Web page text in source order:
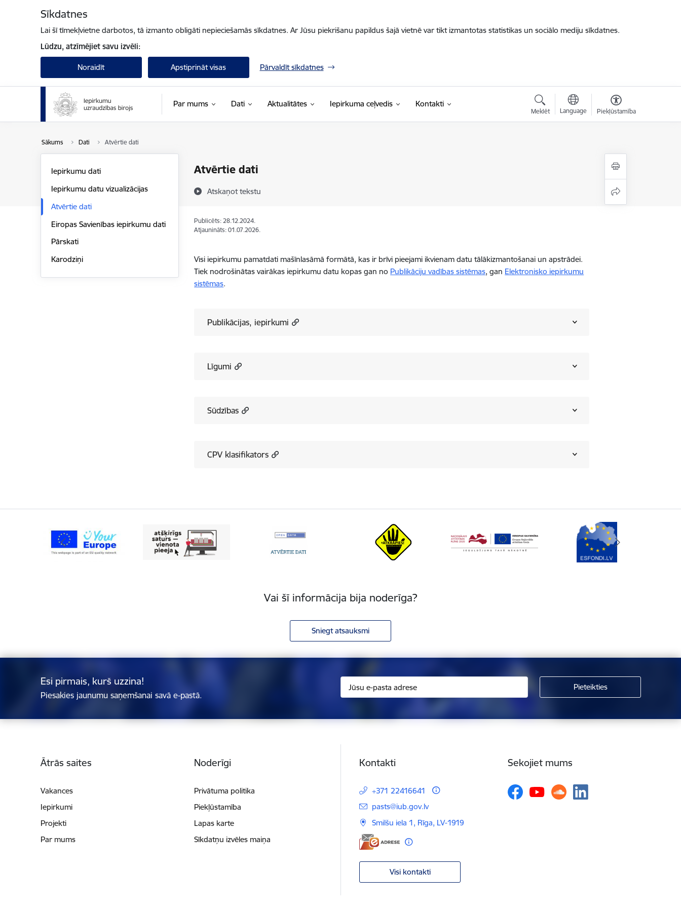
Sīkdatnes
Lai šī tīmekļvietne darbotos, tā izmanto obligāti nepieciešamās sīkdatnes. Ar Jūsu piekrišanu papildus šajā vietnē var tikt izmantotas statistikas un sociālo mediju sīkdatnes.
Lūdzu, atzīmējiet savu izvēli:
Noraidīt Apstiprināt visas Pārvaldīt sīkdatnes
Par mums Dati Aktualitātes Iepirkuma ceļvedis Kontakti
Meklēt Language Piekļūstamība
Sākums Dati Atvērtie dati
Atvērtie dati
Atskaņot tekstu
Iepirkumu dati
Iepirkumu datu vizualizācijas
Atvērtie dati
Eiropas Savienības iepirkumu dati
Pārskati
Karodziņi
Publicēts: 28.12.2024.
Atjaunināts: 01.07.2026.
Visi iepirkumu pamatdati mašīnlasāmā formātā, kas ir brīvi pieejami ikvienam datu tālākizmantošanai un apstrādei.
Tiek nodrošinātas vairākas iepirkumu datu kopas gan no Publikāciju vadības sistēmas, gan Elektronisko iepirkumu
sistēmas.
Publikācijas, iepirkumi
Līgumi
Sūdzības
CPV klasifikators
Vai šī informācija bija noderīga?
Sniegt atsauksmi
Esi pirmais, kurš uzzina!
Piesakies jaunumu saņemšanai savā e-pastā.
Ātrās saites
Vakances
Iepirkumi
Projekti
Par mums
Noderīgi
Privātuma politika
Piekļūstamība
Lapas karte
Sīkdatņu izvēles maiņa
Kontakti
+371 22416641
E-pasts:
pasts@iub.gov.lv
Smilšu iela 1, Rīga, LV-1919
Visi kontakti
Sekojiet mums